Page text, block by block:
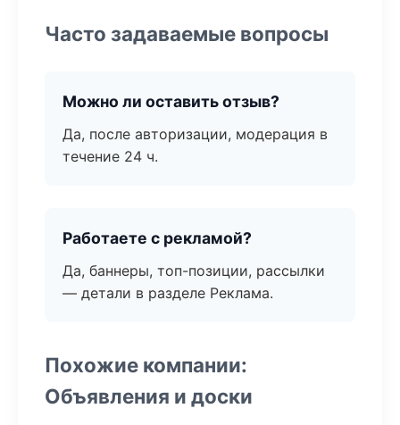
Часто задаваемые вопросы
Можно ли оставить отзыв?
Да, после авторизации, модерация в
течение 24 ч.
Работаете с рекламой?
Да, баннеры, топ-позиции, рассылки
— детали в разделе Реклама.
Похожие компании:
Объявления и доски